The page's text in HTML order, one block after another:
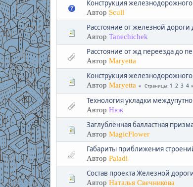
Конструкция
Автор Scull
Расстояние от железной
Автор Tanechichek
Расстояние от жд переезда до
Автор Maryetta
Конструкция
Автор Maryetta Страницы 1 2 3 4
Технология укладки
Автор Нюк
Заглублённая балластная
Автор MagicFlower
Габариты приближения
Автор Paladi
Состав проекта Железной
Автор Наталья Свечникова